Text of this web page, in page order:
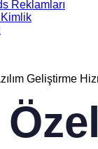
Reklamları